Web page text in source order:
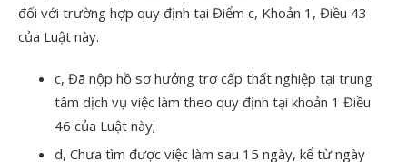
đối với trường hợp quy định tại Điểm c, Khoản 1, Điều 43
của Luật này.
c, Đã nộp hồ sơ hưởng trợ cấp thất nghiệp tại trung
tâm dịch vụ việc làm theo quy định tại khoản 1 Điều
46 của Luật này;
d, Chưa tìm được việc làm sau 15 ngày, kể từ ngày